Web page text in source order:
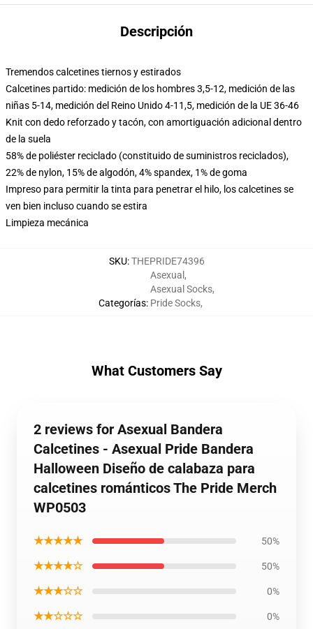
Descripción
Tremendos calcetines tiernos y estirados
Calcetines partido: medición de los hombres 3,5-12, medición de las
niñas 5-14, medición del Reino Unido 4-11,5, medición de la UE 36-46
Knit con dedo reforzado y tacón, con amortiguación adicional dentro
de la suela
58% de poliéster reciclado (constituido de suministros reciclados),
22% de nylon, 15% de algodón, 4% spandex, 1% de goma
Impreso para permitir la tinta para penetrar el hilo, los calcetines se
ven bien incluso cuando se estira
Limpieza mecánica
SKU:THEPRIDE74396
Categorías:
Asexual ,
Asexual Socks,
Pride Socks,
What Customers Say
2 reviews for Asexual Bandera
Calcetines - Asexual Pride Bandera
Halloween Diseño de calabaza para
calcetines románticos The Pride Merch
WP0503
★★★★★ 50%
★★★★☆ 50%
★★★☆☆ 0%
★★☆☆☆ 0%